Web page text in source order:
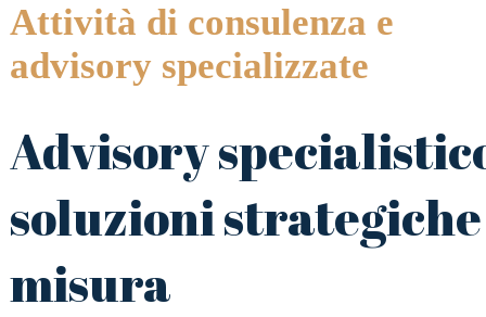
Attività di consulenza e
advisory specializzate
Advisory
soluzioni
misura